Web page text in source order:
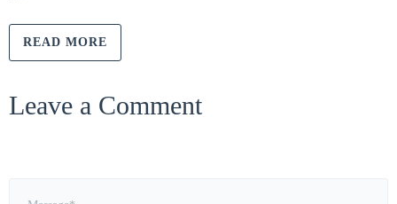
READ MORE
Leave a Comment